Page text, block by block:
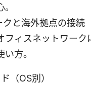
クと海外拠点の接続
フィスネットワー
い方。
（OS別）